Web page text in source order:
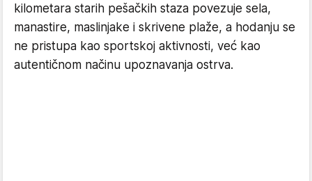
kilometara starih pešačkih staza povezuje sela,
manastire, maslinjake i skrivene plaže, a hodanju se
ne pristupa kao sportskoj aktivnosti, već kao
autentičnom načinu upoznavanja ostrva.